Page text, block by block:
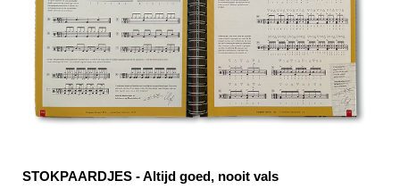
STOKPAARDJES - Altijd goed, nooit vals